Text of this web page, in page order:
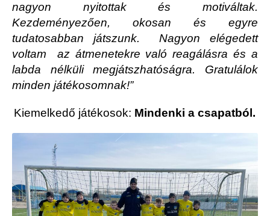
nagyon nyitottak és motiváltak.
Kezdeményezően, okosan és egyre
tudatosabban játszunk. Nagyon elégedett
voltam az átmenetekre való reagálásra és a
labda nélküli megjátszhatóságra. Gratulálok
minden játékosomnak!”
Kiemelkedő játékosok: Mindenki a csapatból.